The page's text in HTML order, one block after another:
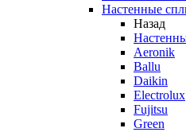
Настенные
Назад
Aeronik
Ballu
Daikin
Electrolux
Fujitsu
Green